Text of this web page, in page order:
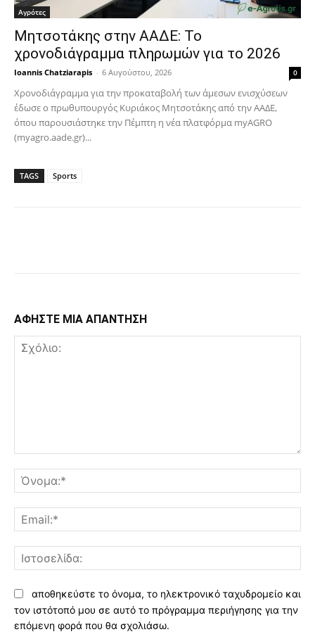
Αγρότες
Μητσοτάκης στην ΑΑΔΕ: Το
χρονοδιάγραμμα πληρωμών για το 2026
Ioannis Chatziarapis - 6 Αυγούστου, 2026 0
Χρονοδιάγραμμα για την προκαταβολή των άμεσων ενισχύσεων
έδωσε ο πρωθυπουργός Κυριάκος Μητσοτάκης από την ΑΑΔΕ,
όπου παρουσιάστηκε την Πέμπτη η νέα πλατφόρμα myAGRO
(myagro.aade.gr)...
TAGS Sports
ΑΦΗΣΤΕ ΜΙΑ ΑΠΑΝΤΗΣΗ
αποθηκεύστε το όνομα, το ηλεκτρονικό ταχυδρομείο και
τον ιστότοπό μου σε αυτό το πρόγραμμα περιήγησης για την
επόμενη φορά που θα σχολιάσω.